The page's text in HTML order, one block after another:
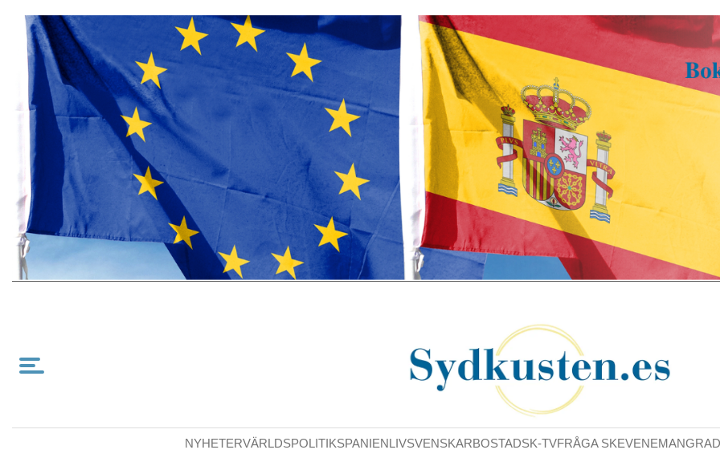
NYHETERVÄRLDSPOLITIKSPANIENLIVSVENSKARBOSTADSK-TVFRÅGA SKEVENEMANG